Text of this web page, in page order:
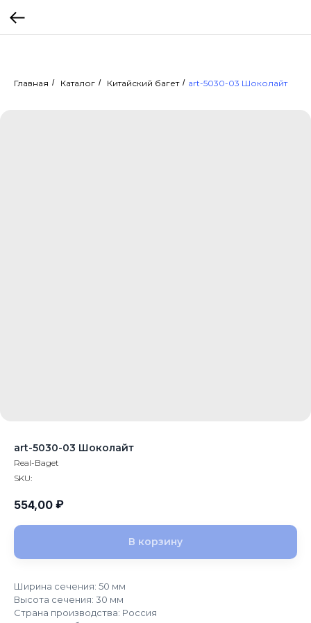
Главная / Каталог / Китайский багет / art-5030-03 Шоколайт
art-5030-03 Шоколайт
Real-Baget
SKU:
554,00 ₽
В корзину
Ширина сечения: 50 мм
Высота сечения: 30 мм
Страна производства: Россия